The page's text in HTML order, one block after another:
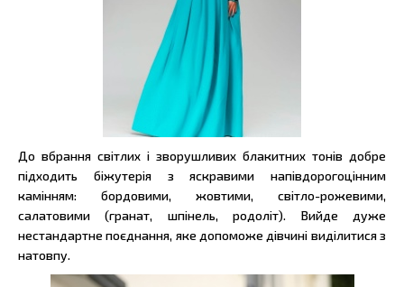
До вбрання світлих і зворушливих блакитних тонів добре
підходить біжутерія з яскравими напівдорогоцінним
камінням: бордовими, жовтими, світло-рожевими,
салатовими (гранат, шпінель, родоліт). Вийде дуже
нестандартне поєднання, яке допоможе дівчині виділитися з
натовпу.